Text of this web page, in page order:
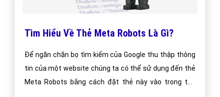
Tìm Hiểu Về Thẻ Meta Robots Là Gì?
Để ngăn chặn bọ tìm kiếm của Google thu thập thông
tin của một website chúng ta có thể sử dụng đến thẻ
Meta Robots bằng cách đặt thẻ này vào trong thẻ